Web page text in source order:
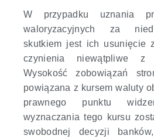
W przypadku uznania
waloryzacyjnych za
skutkiem jest ich usunięcie
czynienia niewątpliwe z
Wysokość zobowiązań
powiązana z kursem waluty
prawnego punktu
wyznaczania tego kursu
swobodnej decyzji